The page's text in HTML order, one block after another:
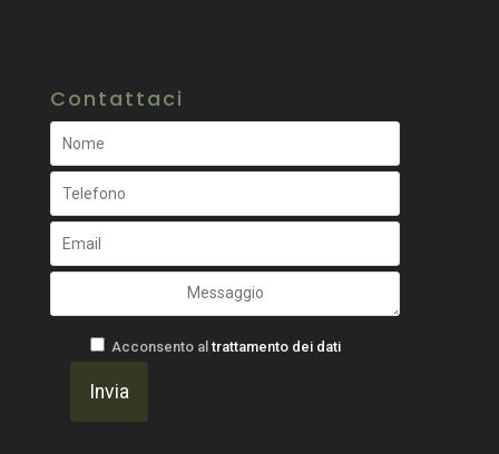
Contattaci
Acconsento al trattamento dei dati